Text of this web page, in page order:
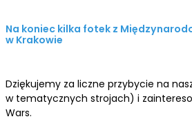
Na koniec kilka fotek z
w Krakowie
Dziękujemy za liczne przybycie na
w tematycznych strojach) i
Wars.